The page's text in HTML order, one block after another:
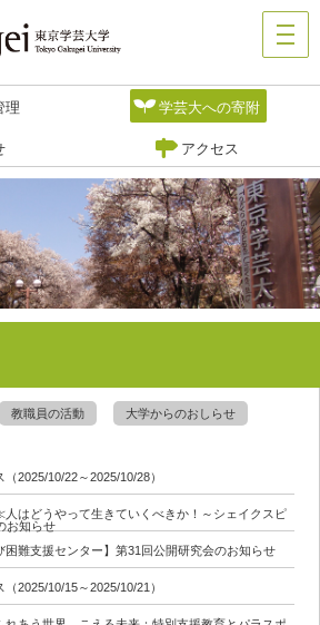
理 学芸大への寄附
アクセス
教職員の活動 大学からのおしらせ
2025/10/22～2025/10/28）
はどうやって生きていくべきか！～シェイクスピ
お知らせ
困難支援センター】第31回公開研究会のお知らせ
2025/10/15～2025/10/21）